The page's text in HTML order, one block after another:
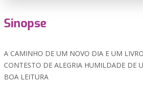
Sinopse
A CAMINHO DE UM NOVO DIA E UM
CONTESTO DE ALEGRIA HUMILDADE DE
BOA LEITURA